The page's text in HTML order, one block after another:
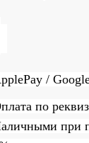
/
по
ыми при